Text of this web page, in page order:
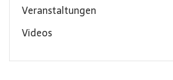
Veranstaltungen
Videos